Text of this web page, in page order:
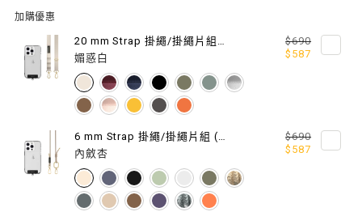
級
超
軍
防
摔
超
軍
規
防
摔
掛
加購優惠
媚惑白
$690
$587
內斂杏
$690
$587